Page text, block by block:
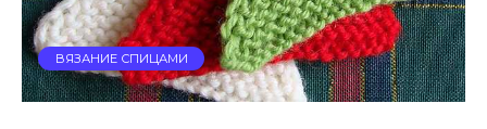
ВЯЗАНИЕ СПИЦАМИ